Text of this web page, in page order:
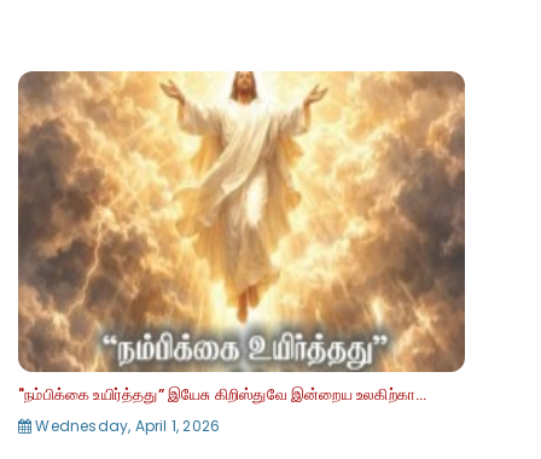
"நம்பிக்கை உயிர்த்தது” இயேசு கிறிஸ்துவே இன்றைய உலகிற்கா...
Wednesday, April 1, 2026